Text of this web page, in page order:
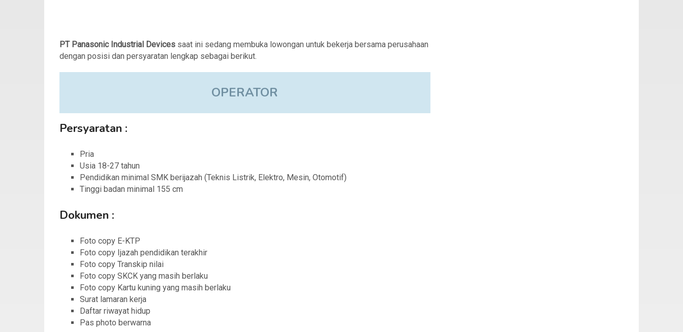
PT Panasonic Industrial Devices saat ini sedang membuka lowongan untuk bekerja bersama perusahaan
dengan posisi dan persyaratan lengkap sebagai berikut.
OPERATOR
Persyaratan :
Pria
Usia 18-27 tahun
Pendidikan minimal SMK berijazah (Teknis Listrik, Elektro, Mesin, Otomotif)
Tinggi badan minimal 155 cm
Dokumen :
Foto copy E-KTP
Foto copy Ijazah pendidikan terakhir
Foto copy Transkip nilai
Foto copy SKCK yang masih berlaku
Foto copy Kartu kuning yang masih berlaku
Surat lamaran kerja
Daftar riwayat hidup
Pas photo berwarna